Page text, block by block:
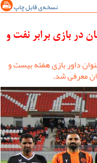
نسخه‌ی قابل چاپ
بازی برابر نفت و
داور بازی هفته بیست و
معرفی شد.